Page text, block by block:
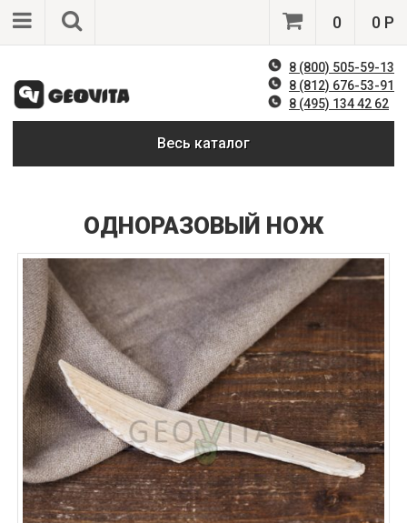
0 0 Р
8 (800) 505-59-13
8 (812) 676-53-91
8 (495) 134 42 62
Весь каталог
ОДНОРАЗОВЫЙ НОЖ